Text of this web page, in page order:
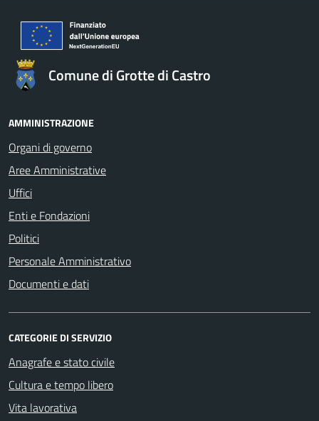
Comune di Grotte di Castro
AMMINISTRAZIONE
Organi di governo
Aree Amministrative
Uffici
Enti e Fondazioni
Politici
Personale Amministrativo
Documenti e dati
CATEGORIE DI SERVIZIO
Anagrafe e stato civile
Cultura e tempo libero
Vita lavorativa